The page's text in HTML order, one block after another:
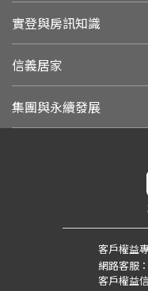
實登與房訊知識
信義居家
集團與永續發展
客戶權益
網路客服：
客戶權益